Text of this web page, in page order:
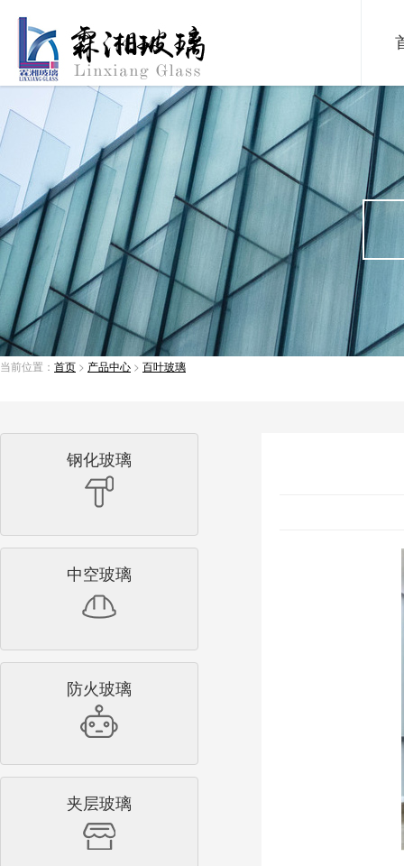
当前位置： 首页 > 产品中心 > 百叶玻璃
钢化玻璃
中空玻璃
防火玻璃
夹层玻璃